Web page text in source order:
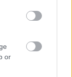
or